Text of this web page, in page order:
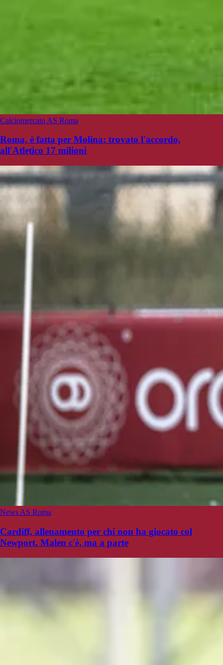
Calciomercato AS Roma
Roma, è fatta per Molina: trovato l'accordo,
all'Atletico 17 milioni
News AS Roma
Cardiff, allenamento per chi non ha giocato col
Newport. Malen c'è, ma a parte